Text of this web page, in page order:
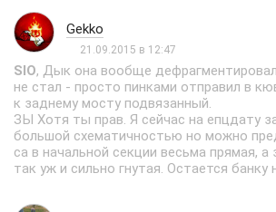
Gekko
21.09.2015 в 12:47
SIO, Дык она вообще
не стал - просто пинками отправил в
к заднему мосту подвязанный.
ЗЫ Хотя ты прав. Я сейчас на епцдату
большой схематичностью но можно
са в начальной секции весьма прямая, а
так уж и сильно гнутая. Остается банку